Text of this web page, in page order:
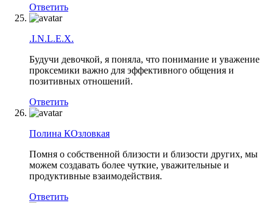
Ответить
.I.N.L.E.X.
Будучи девочкой, я поняла, что понимание и уважение
проксемики важно для эффективного общения и
позитивных отношений.
Ответить
Полина КОзловкая
Помня о собственной близости и близости других, мы
можем создавать более чуткие, уважительные и
продуктивные взаимодействия.
Ответить